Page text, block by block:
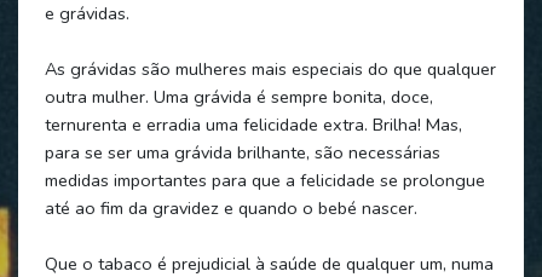
e grávidas.
As grávidas são mulheres mais especiais do que qualquer
outra mulher. Uma grávida é sempre bonita, doce,
ternurenta e erradia uma felicidade extra. Brilha! Mas,
para se ser uma grávida brilhante, são necessárias
medidas importantes para que a felicidade se prolongue
até ao fim da gravidez e quando o bebé nascer.
Que o tabaco é prejudicial à saúde de qualquer um, numa